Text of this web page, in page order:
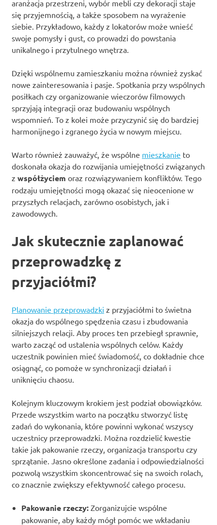
aranżacja przestrzeni, wybór mebli czy dekoracji staje
się przyjemnością, a także sposobem na wyrażenie
siebie. Przykładowo, każdy z lokatorów może wnieść
swoje pomysły i gust, co prowadzi do powstania
unikalnego i przytulnego wnętrza.
Dzięki wspólnemu zamieszkaniu można również zyskać
nowe zainteresowania i pasje. Spotkania przy wspólnych
posiłkach czy organizowanie wieczorów filmowych
sprzyjają integracji oraz budowaniu wspólnych
wspomnień. To z kolei może przyczynić się do bardziej
harmonijnego i zgranego życia w nowym miejscu.
Warto również zauważyć, że wspólne mieszkanie to
doskonała okazja do rozwijania umiejętności związanych
z współżyciem oraz rozwiązywaniem konfliktów. Tego
rodzaju umiejętności mogą okazać się nieocenione w
przyszłych relacjach, zarówno osobistych, jak i
zawodowych.
Jak skutecznie zaplanować
przeprowadzkę z
przyjaciółmi?
Planowanie przeprowadzki z przyjaciółmi to świetna
okazja do wspólnego spędzenia czasu i zbudowania
silniejszych relacji. Aby proces ten przebiegł sprawnie,
warto zacząć od ustalenia wspólnych celów. Każdy
uczestnik powinien mieć świadomość, co dokładnie chce
osiągnąć, co pomoże w synchronizacji działań i
uniknięciu chaosu.
Kolejnym kluczowym krokiem jest podział obowiązków.
Przede wszystkim warto na początku stworzyć listę
zadań do wykonania, które powinni wykonać wszyscy
uczestnicy przeprowadzki. Można rozdzielić kwestie
takie jak pakowanie rzeczy, organizacja transportu czy
sprzątanie. Jasno określone zadania i odpowiedzialności
pozwolą wszystkim skoncentrować się na swoich rolach,
co znacznie zwiększy efektywność całego procesu.
Pakowanie rzeczy: Zorganizujcie wspólne
pakowanie, aby każdy mógł pomóc we wkładaniu